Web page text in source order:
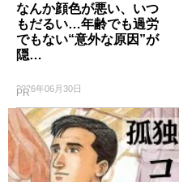
なんか顔色が悪い、いつ
もだるい…年齢でも過労
でもない“意外な原因”が
隠…
2026年06月30日
PR